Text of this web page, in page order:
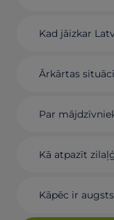
Kad jāizkar
Ārkārtas
Par
Kā atpazīt
Kāpēc ir